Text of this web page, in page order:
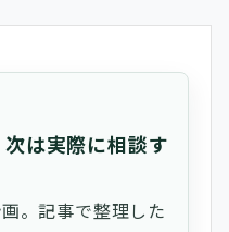
は実際に相談す
。記事で整理した